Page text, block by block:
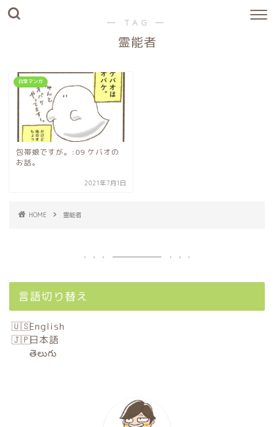
― TAG ―
霊能者
日常マンガ
包帯娘ですが。:09 ケバオの
お話。
2021年7月1日
HOME 霊能者
言語切り替え
English
日本語
తెలుగు